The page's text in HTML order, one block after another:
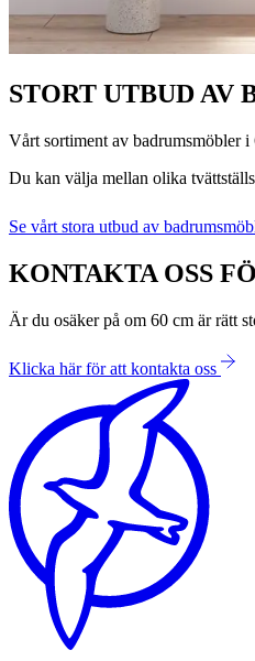
STORT UTBUD AV
Vårt sortiment av badrumsmöbler
Du kan välja mellan olika
Se vårt stora utbud av
KONTAKTA OSS
Är du osäker på om 60 cm är rätt
Klicka här för att kontakta oss